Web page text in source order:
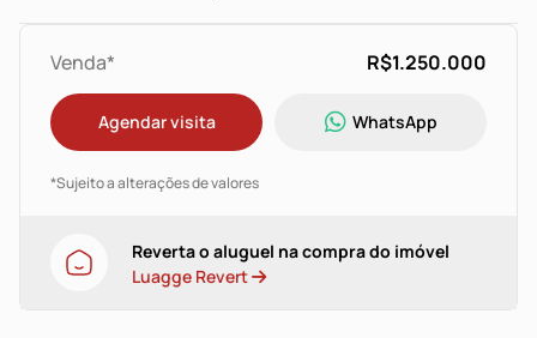
Venda* R$1.250.000
Agendar visita WhatsApp
*Sujeito a alterações de valores
Reverta o aluguel na compra do imóvel
Luagge Revert